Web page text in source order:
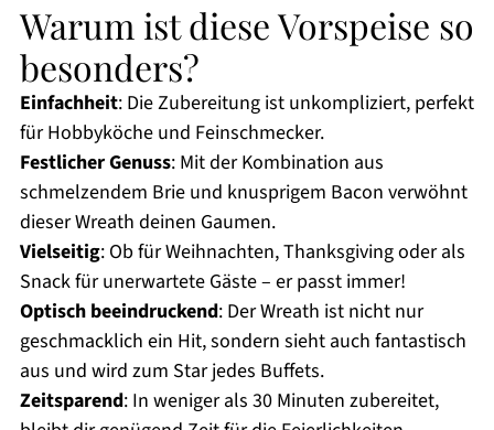
Warum ist diese Vorspeise so
besonders?
Einfachheit: Die Zubereitung ist unkompliziert, perfekt
für Hobbyköche und Feinschmecker.
Festlicher Genuss: Mit der Kombination aus
schmelzendem Brie und knusprigem Bacon verwöhnt
dieser Wreath deinen Gaumen.
Vielseitig: Ob für Weihnachten, Thanksgiving oder als
Snack für unerwartete Gäste – er passt immer!
Optisch beeindruckend: Der Wreath ist nicht nur
geschmacklich ein Hit, sondern sieht auch fantastisch
aus und wird zum Star jedes Buffets.
Zeitsparend: In weniger als 30 Minuten zubereitet,